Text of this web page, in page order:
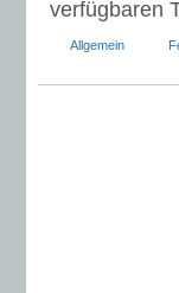
verfügbaren
Allgemein